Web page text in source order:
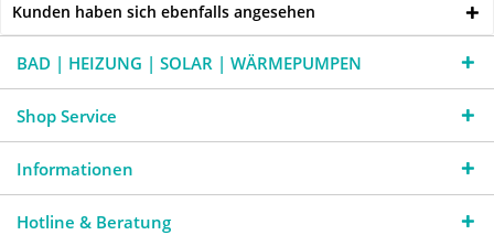
Kunden haben sich ebenfalls angesehen
BAD | HEIZUNG | SOLAR | WÄRMEPUMPEN
Shop Service
Informationen
Hotline & Beratung